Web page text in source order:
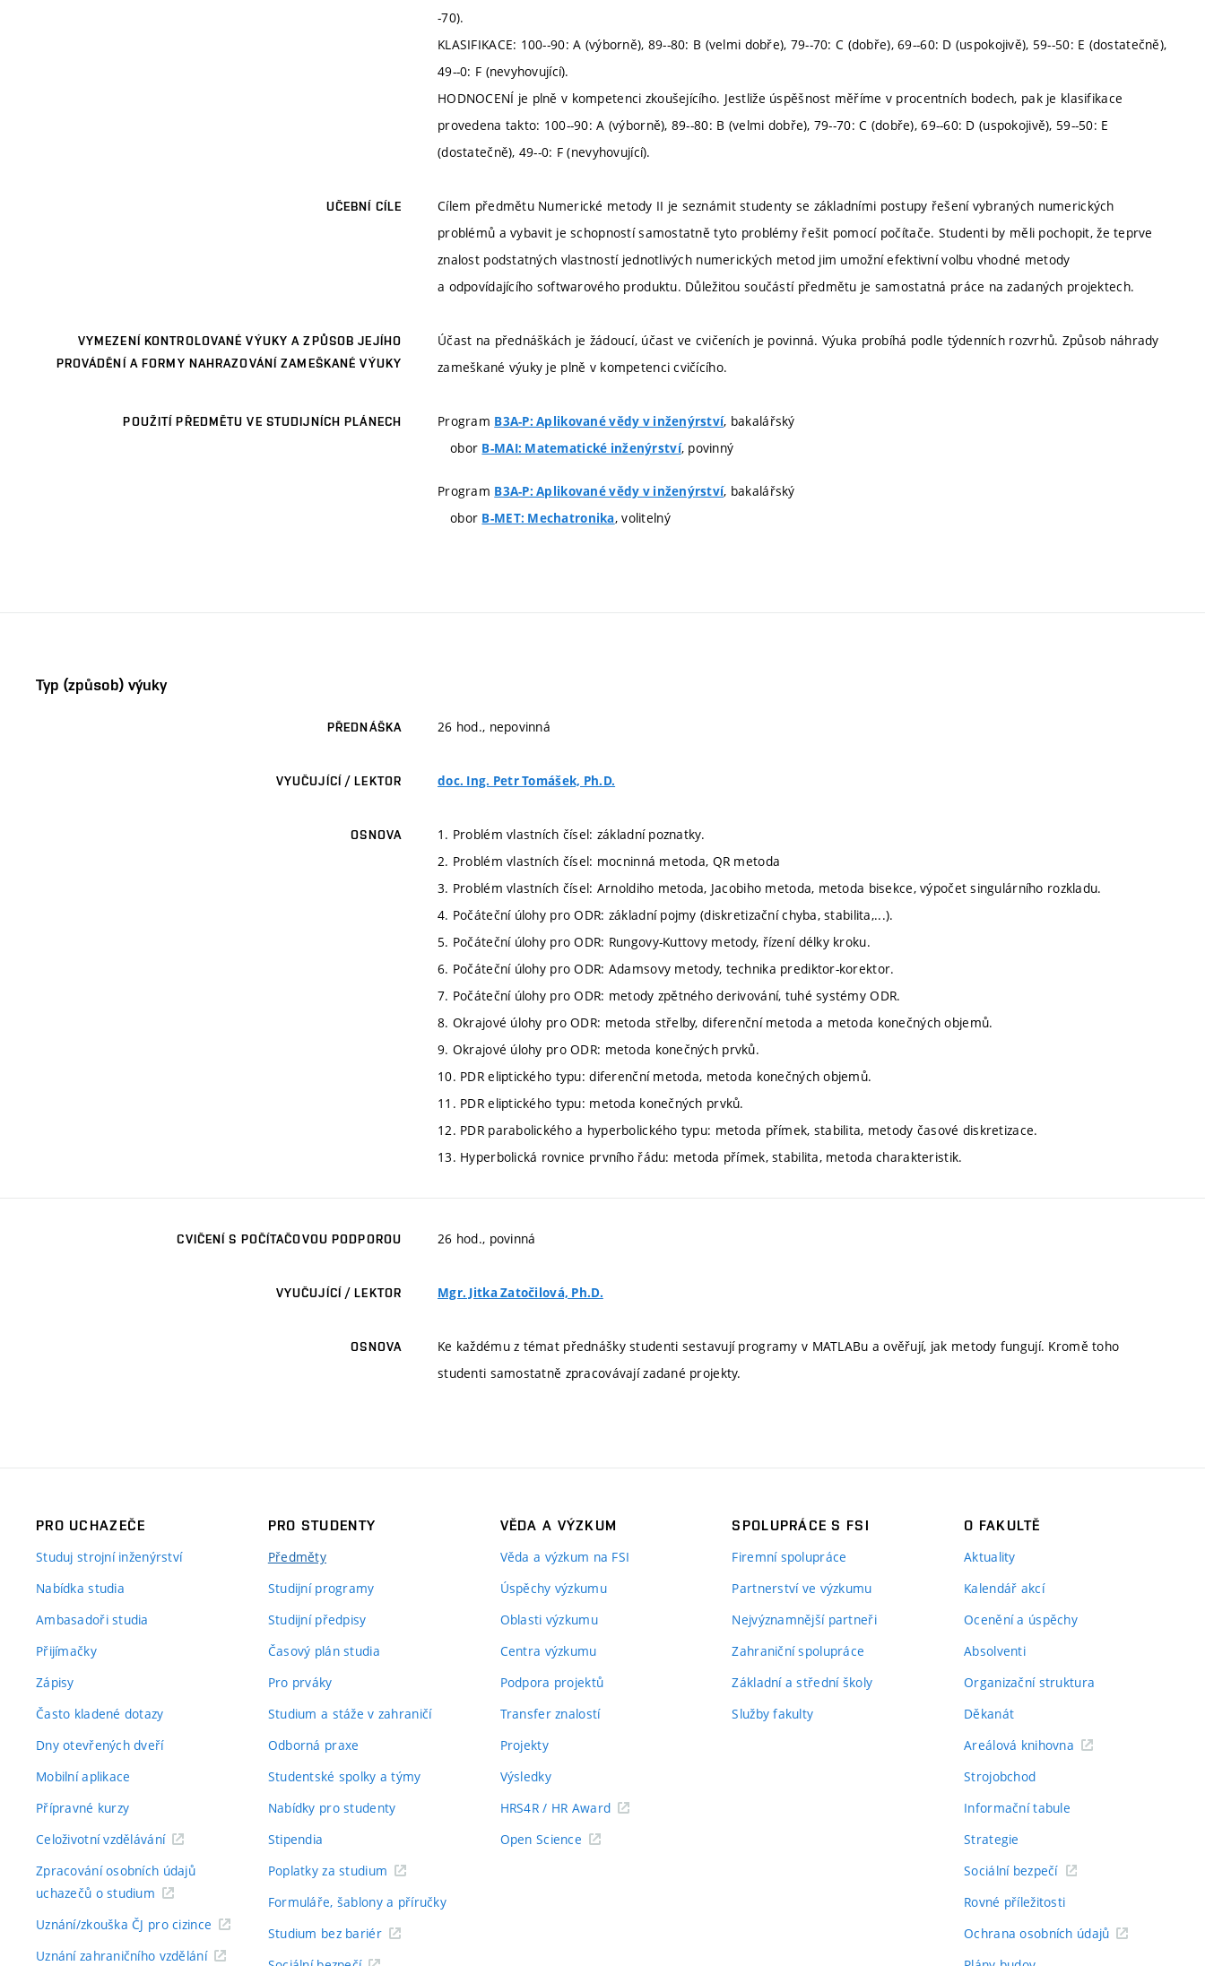
-70).
KLASIFIKACE: 100--90: A (výborně), 89--80: B (velmi dobře), 79--70: C (dobře), 69--60: D (uspokojivě), 59--50: E (dostatečně),
49--0: F (nevyhovující).
HODNOCENÍ je plně v kompetenci zkoušejícího. Jestliže úspěšnost měříme v procentních bodech, pak je klasifikace
provedena takto: 100--90: A (výborně), 89--80: B (velmi dobře), 79--70: C (dobře), 69--60: D (uspokojivě), 59--50: E
(dostatečně), 49--0: F (nevyhovující).
UČEBNÍ CÍLE
Cílem předmětu Numerické metody II je seznámit studenty se základními postupy řešení vybraných numerických
problémů a vybavit je schopností samostatně tyto problémy řešit pomocí počítače. Studenti by měli pochopit, že teprve
znalost podstatných vlastností jednotlivých numerických metod jim umožní efektivní volbu vhodné metody
a odpovídajícího softwarového produktu. Důležitou součástí předmětu je samostatná práce na zadaných projektech.
VYMEZENÍ KONTROLOVANÉ VÝUKY A ZPŮSOB JEJÍHO
PROVÁDĚNÍ A FORMY NAHRAZOVÁNÍ ZAMEŠKANÉ VÝUKY
Účast na přednáškách je žádoucí, účast ve cvičeních je povinná. Výuka probíhá podle týdenních rozvrhů. Způsob náhrady
zameškané výuky je plně v kompetenci cvičícího.
POUŽITÍ PŘEDMĚTU VE STUDIJNÍCH PLÁNECH Program B3A-P: Aplikované vědy v inženýrství, bakalářský
obor B-MAI: Matematické inženýrství, povinný
Program B3A-P: Aplikované vědy v inženýrství, bakalářský
obor B-MET: Mechatronika, volitelný
Typ (způsob) výuky
PŘEDNÁŠKA 26 hod., nepovinná
VYUČUJÍCÍ / LEKTOR doc. Ing. Petr Tomášek, Ph.D.
OSNOVA
1. Problém vlastních čísel: základní poznatky.
2. Problém vlastních čísel: mocninná metoda, QR metoda
3. Problém vlastních čísel: Arnoldiho metoda, Jacobiho metoda, metoda bisekce, výpočet singulárního rozkladu.
4. Počáteční úlohy pro ODR: základní pojmy (diskretizační chyba, stabilita,...).
5. Počáteční úlohy pro ODR: Rungovy-Kuttovy metody, řízení délky kroku.
6. Počáteční úlohy pro ODR: Adamsovy metody, technika prediktor-korektor.
7. Počáteční úlohy pro ODR: metody zpětného derivování, tuhé systémy ODR.
8. Okrajové úlohy pro ODR: metoda střelby, diferenční metoda a metoda konečných objemů.
9. Okrajové úlohy pro ODR: metoda konečných prvků.
10. PDR eliptického typu: diferenční metoda, metoda konečných objemů.
11. PDR eliptického typu: metoda konečných prvků.
12. PDR parabolického a hyperbolického typu: metoda přímek, stabilita, metody časové diskretizace.
13. Hyperbolická rovnice prvního řádu: metoda přímek, stabilita, metoda charakteristik.
CVIČENÍ S POČÍTAČOVOU PODPOROU 26 hod., povinná
VYUČUJÍCÍ / LEKTOR Mgr. Jitka Zatočilová, Ph.D.
OSNOVA
Ke každému z témat přednášky studenti sestavují programy v MATLABu a ověřují, jak metody fungují. Kromě toho
studenti samostatně zpracovávají zadané projekty.
PRO UCHAZEČE
Studuj strojní inženýrství
Nabídka studia
Ambasadoři studia
Přijímačky
Zápisy
Často kladené dotazy
Dny otevřených dveří
Mobilní aplikace
Přípravné kurzy
Celoživotní vzdělávání
Zpracování osobních údajů
uchazečů o studium
Uznání/zkouška ČJ pro cizince
Uznání zahraničního vzdělání
PRO STUDENTY
Předměty
Studijní programy
Studijní předpisy
Časový plán studia
Pro prváky
Studium a stáže v zahraničí
Odborná praxe
Studentské spolky a týmy
Nabídky pro studenty
Stipendia
Poplatky za studium
Formuláře, šablony a příručky
Studium bez bariér
VĚDA A VÝZKUM
Věda a výzkum na FSI
Úspěchy výzkumu
Oblasti výzkumu
Centra výzkumu
Podpora projektů
Transfer znalostí
Projekty
Výsledky
HRS4R / HR Award
Open Science
SPOLUPRÁCE S FSI
Firemní spolupráce
Partnerství ve výzkumu
Nejvýznamnější partneři
Zahraniční spolupráce
Základní a střední školy
Služby fakulty
O FAKULTĚ
Aktuality
Kalendář akcí
Ocenění a úspěchy
Absolventi
Organizační struktura
Děkanát
Areálová knihovna
Strojobchod
Informační tabule
Strategie
Sociální bezpečí
Rovné příležitosti
Ochrana osobních údajů